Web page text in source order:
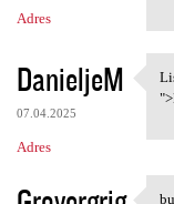
Adres
DanieljeM
07.04.2025
Adres